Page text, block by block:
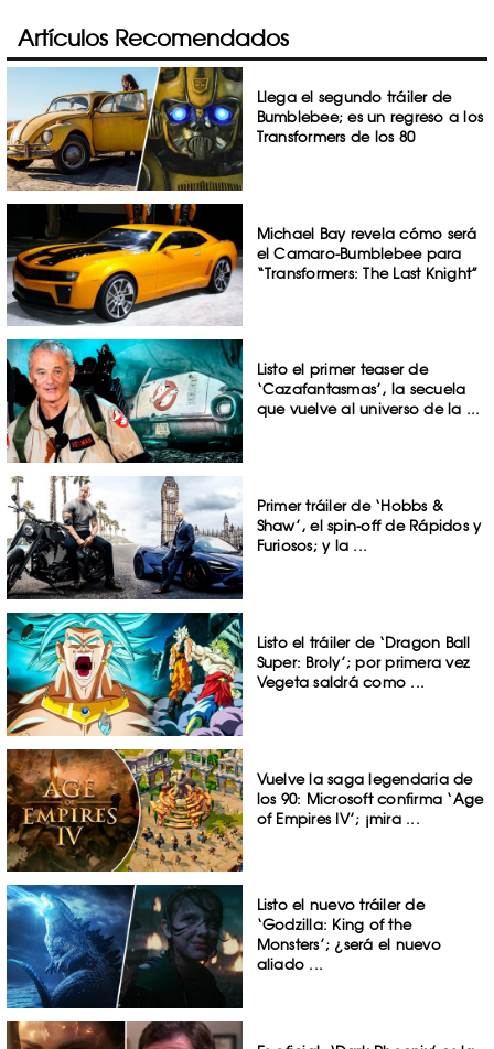
Artículos Recomendados
Llega el segundo tráiler de
Bumblebee; es un regreso a los
Transformers de los 80
Michael Bay revela cómo será
el Camaro-Bumblebee para
“Transformers: The Last Knight”
Listo el primer teaser de
‘Cazafantasmas’, la secuela
que vuelve al universo de la ...
Primer tráiler de ‘Hobbs &
Shaw’, el spin-off de Rápidos y
Furiosos; y la ...
Listo el tráiler de ‘Dragon Ball
Super: Broly’; por primera vez
Vegeta saldrá como ...
Vuelve la saga legendaria de
los 90: Microsoft confirma ‘Age
of Empires IV’; ¡mira ...
Listo el nuevo tráiler de
‘Godzilla: King of the
Monsters’; ¿será el nuevo
aliado ...